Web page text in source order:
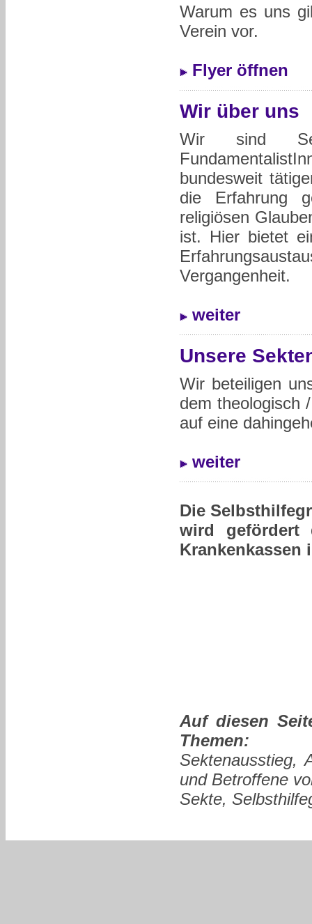
Warum es uns
Verein vor.
Flyer öffnen
Wir über uns
Wir sind
bundesweit
die Erfahrung
religiösen
ist. Hier bietet
Vergangenheit.
weiter
Unsere
Wir beteiligen
dem theologisch
auf eine
weiter
Die
wird gefördert
Krankenkassen
Auf diesen
Themen:
Sektenausstieg,
und Betroffene
Sekte,